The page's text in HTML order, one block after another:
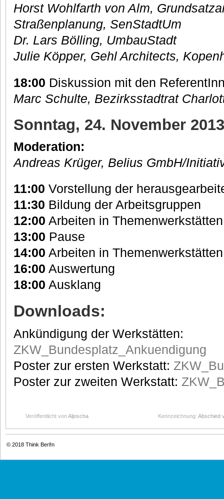
Horst Wohlfarth von Alm,
Straßenplanung, SenStadtUm
Dr. Lars Bölling, UmbauStadt
Julie Köpper, Gehl Architects,
18:00 Diskussion mit den
Marc Schulte, Bezirksstadtrat
Sonntag, 24. November
Moderation:
Andreas Krüger, Belius GmbH/
11:00 Vorstellung der
11:30 Bildung der Arbeitsgruppen
12:00 Arbeiten in Themenwerkstätten
13:00 Pause
14:00 Arbeiten in Themenwerkstätten
16:00 Auswertung
18:00 Ausklang
Downloads:
Ankündigung der Werkstätten:
ZKW_Bundesplatz_Ankuendigung
Poster zur ersten Werkstatt:
Poster zur zweiten Werkstatt:
Veröffentlicht vonAljoscha Kennzeichnung: Abschied
© 2018 Think Berl!n